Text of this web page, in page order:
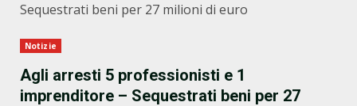
Sequestrati beni per 27 milioni di euro
Notizie
Agli arresti 5 professionisti e 1
imprenditore – Sequestrati beni per 27